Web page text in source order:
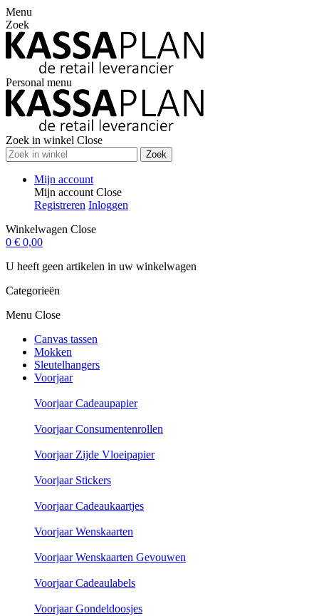
Menu
Zoek
Personal menu
Zoek in winkel Close
Zoek
Mijn account
Mijn account Close
Registreren Inloggen
Winkelwagen Close
0 € 0,00
U heeft geen artikelen in uw winkelwagen
Categorieën
Menu Close
Canvas tassen
Mokken
Sleutelhangers
Voorjaar
Voorjaar Cadeaupapier
Voorjaar Consumentenrollen
Voorjaar Zijde Vloeipapier
Voorjaar Stickers
Voorjaar Cadeaukaartjes
Voorjaar Wenskaarten
Voorjaar Wenskaarten Gevouwen
Voorjaar Cadeaulabels
Voorjaar Gondeldoosjes